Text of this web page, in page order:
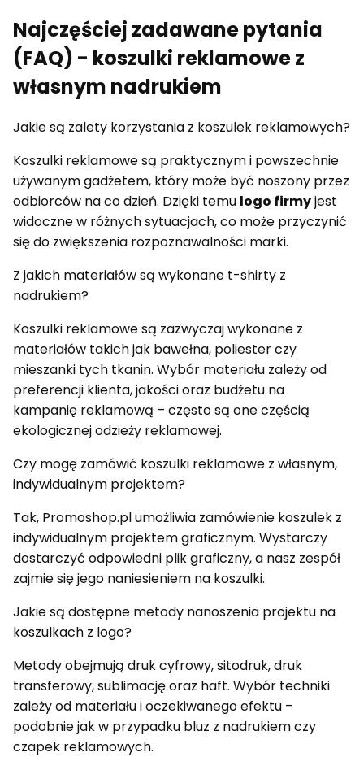
Najczęściej zadawane pytania
(FAQ) - koszulki reklamowe z
własnym nadrukiem
Jakie są zalety korzystania z koszulek reklamowych?
Koszulki reklamowe są praktycznym i powszechnie
używanym gadżetem, który może być noszony przez
odbiorców na co dzień. Dzięki temu logo firmyjest
widoczne w różnych sytuacjach, co może przyczynić
się do zwiększenia rozpoznawalności marki.
Z jakich materiałów są wykonane t-shirty z
nadrukiem?
Koszulki reklamowe są zazwyczaj wykonane z
materiałów takich jak bawełna, poliester czy
mieszanki tych tkanin. Wybór materiału zależy od
preferencji klienta, jakości oraz budżetu na
kampanię reklamową – często są one częścią
ekologicznej odzieży reklamowej.
Czy mogę zamówić koszulki reklamowe z własnym,
indywidualnym projektem?
Tak, Promoshop.pl umożliwia zamówienie koszulek z
indywidualnym projektem graficznym. Wystarczy
dostarczyć odpowiedni plik graficzny, a nasz zespół
zajmie się jego naniesieniem na koszulki.
Jakie są dostępne metody nanoszenia projektu na
koszulkach z logo?
Metody obejmują druk cyfrowy, sitodruk, druk
transferowy, sublimację oraz haft. Wybór techniki
zależy od materiału i oczekiwanego efektu –
podobnie jak w przypadku bluz z nadrukiem czy
czapek reklamowych.